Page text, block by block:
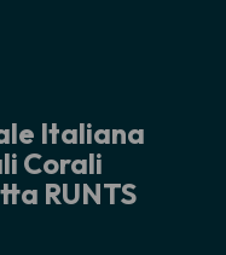
Italiana
Corali
RUNTS